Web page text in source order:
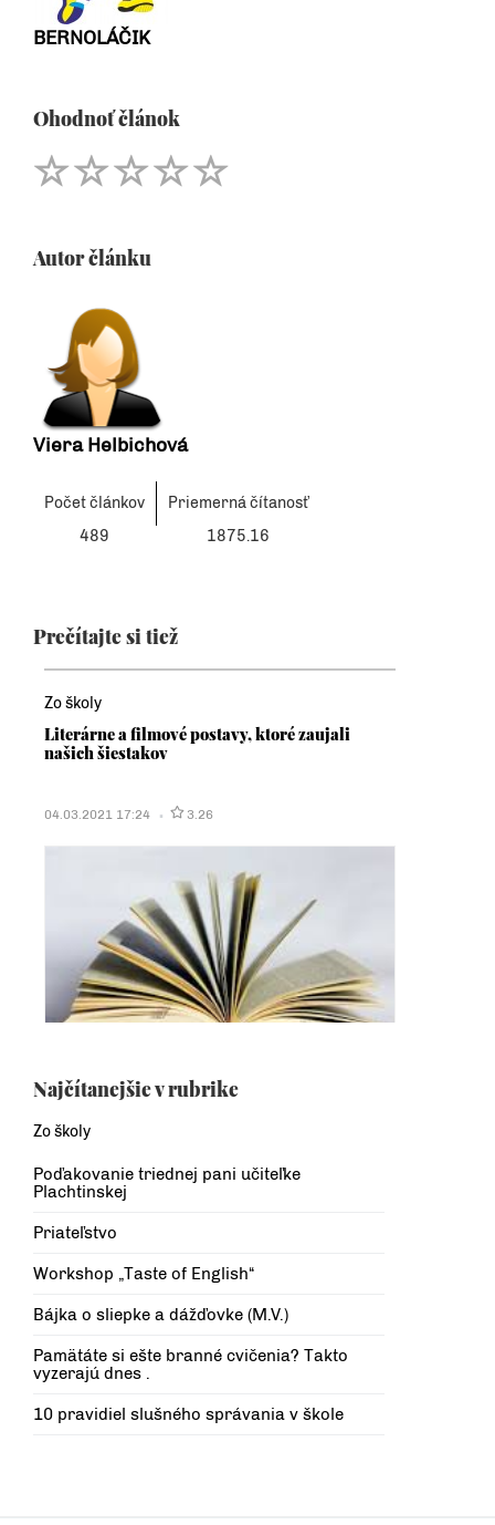
BERNOLÁČIK
Ohodnoť článok
Autor článku
Viera Helbichová
Počet článkov
Priemerná čítanosť
489
1875.16
Prečítajte si tiež
Zo školy
Literárne a filmové postavy, ktoré zaujali
našich šiestakov
04.03.2021 17:24 3.26
Najčítanejšie v rubrike
Zo školy
Poďakovanie triednej pani učiteľke
Plachtinskej
Priateľstvo
Workshop „Taste of English“
Bájka o sliepke a dážďovke (M.V.)
Pamätáte si ešte branné cvičenia? Takto
vyzerajú dnes .
10 pravidiel slušného správania v škole